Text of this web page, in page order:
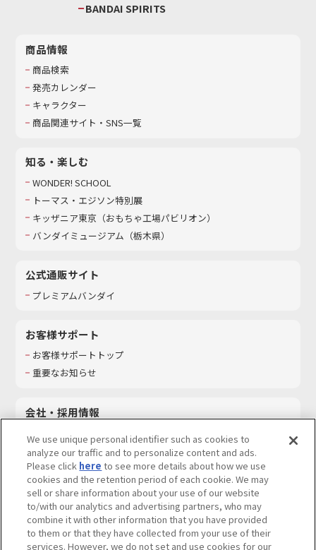
BANDAI SPIRITS
商品情報
商品検索
発売カレンダー
キャラクター
商品関連サイト・SNS一覧
知る・楽しむ
WONDER! SCHOOL
トーマス・エジソン特別展
キッザニア東京（おもちゃ工場パビリオン）​
バンダイミュージアム（栃木県）
公式通販サイト
プレミアムバンダイ
お客様サポート
お客様サポートトップ
重要なお知らせ
会社・採用情報
採用情報
サステナビリティ
お問い合わせ
We use unique personal identifier such as cookies to
analyze our traffic and to personalize content and ads.
Please click here to see more details about how we use
cookies and the retention period of each cookie. We may
sell or share information about your use of our website
to/with our analytics and advertising partners, who may
combine it with other information that you have provided
to them or that they have collected from your use of their
services. However, we do not set and use cookies for our